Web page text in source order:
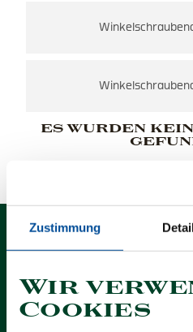
Zustimmung
Wir
Cookies
ES WURDEN